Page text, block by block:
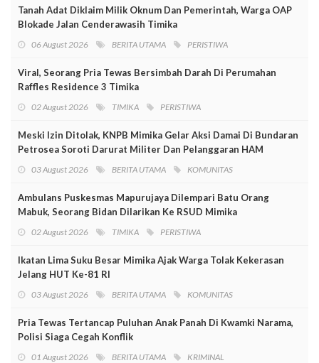
Tanah Adat Diklaim Milik Oknum Dan Pemerintah, Warga OAP
Blokade Jalan Cenderawasih Timika
06 August 2026 BERITA UTAMA PERISTIWA
Viral, Seorang Pria Tewas Bersimbah Darah Di Perumahan
Raffles Residence 3 Timika
02 August 2026 TIMIKA PERISTIWA
Meski Izin Ditolak, KNPB Mimika Gelar Aksi Damai Di Bundaran
Petrosea Soroti Darurat Militer Dan Pelanggaran HAM
03 August 2026 BERITA UTAMA KOMUNITAS
Ambulans Puskesmas Mapurujaya Dilempari Batu Orang
Mabuk, Seorang Bidan Dilarikan Ke RSUD Mimika
02 August 2026 TIMIKA PERISTIWA
Ikatan Lima Suku Besar Mimika Ajak Warga Tolak Kekerasan
Jelang HUT Ke-81 RI
03 August 2026 BERITA UTAMA KOMUNITAS
Pria Tewas Tertancap Puluhan Anak Panah Di Kwamki Narama,
Polisi Siaga Cegah Konflik
01 August 2026 BERITA UTAMA KRIMINAL